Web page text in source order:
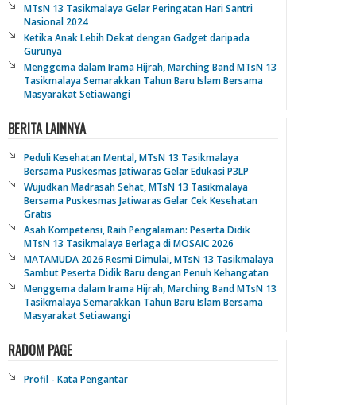
MTsN 13 Tasikmalaya Gelar Peringatan Hari Santri
Nasional 2024
Ketika Anak Lebih Dekat dengan Gadget daripada
Gurunya
Menggema dalam Irama Hijrah, Marching Band MTsN 13
Tasikmalaya Semarakkan Tahun Baru Islam Bersama
Masyarakat Setiawangi
BERITA LAINNYA
Peduli Kesehatan Mental, MTsN 13 Tasikmalaya
Bersama Puskesmas Jatiwaras Gelar Edukasi P3LP
Wujudkan Madrasah Sehat, MTsN 13 Tasikmalaya
Bersama Puskesmas Jatiwaras Gelar Cek Kesehatan
Gratis
Asah Kompetensi, Raih Pengalaman: Peserta Didik
MTsN 13 Tasikmalaya Berlaga di MOSAIC 2026
MATAMUDA 2026 Resmi Dimulai, MTsN 13 Tasikmalaya
Sambut Peserta Didik Baru dengan Penuh Kehangatan
Menggema dalam Irama Hijrah, Marching Band MTsN 13
Tasikmalaya Semarakkan Tahun Baru Islam Bersama
Masyarakat Setiawangi
RADOM PAGE
Profil - Kata Pengantar